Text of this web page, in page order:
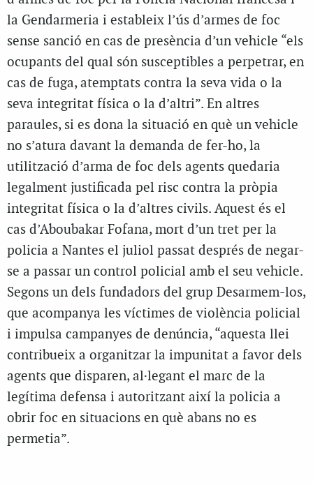
la Gendarmeria i estableix l’ús d’armes de foc
sense sanció en cas de presència d’un vehicle “els
ocupants del qual són susceptibles a perpetrar, en
cas de fuga, atemptats contra la seva vida o la
seva integritat física o la d’altri”. En altres
paraules, si es dona la situació en què un vehicle
no s’atura davant la demanda de fer-ho, la
utilització d’arma de foc dels agents quedaria
legalment justificada pel risc contra la pròpia
integritat física o la d’altres civils. Aquest és el
cas d’Aboubakar Fofana, mort d’un tret per la
policia a Nantes el juliol passat després de negar-
se a passar un control policial amb el seu vehicle.
Segons un dels fundadors del grup Desarmem-los,
que acompanya les víctimes de violència policial
i impulsa campanyes de denúncia, “aquesta llei
contribueix a organitzar la impunitat a favor dels
agents que disparen, al·legant el marc de la
legítima defensa i autoritzant així la policia a
obrir foc en situacions en què abans no es
permetia”.